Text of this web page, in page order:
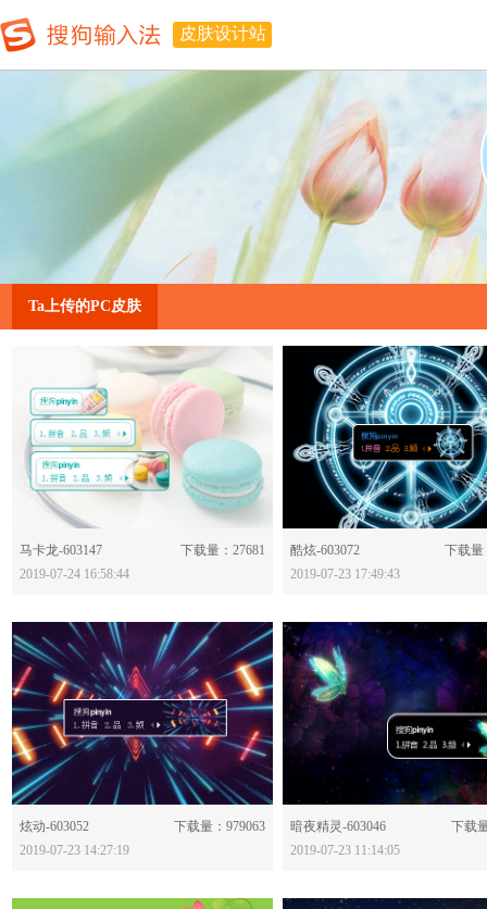
皮肤设计站
Ta上传的PC皮肤
马卡龙-603147
下载量：27681
2019-07-24 16:58:44
酷炫-603072
下载量
2019-07-23 17:49:43
炫动-603052
下载量：979063
2019-07-23 14:27:19
分享：
暗夜精灵-603046
下载
2019-07-23 11:14:05